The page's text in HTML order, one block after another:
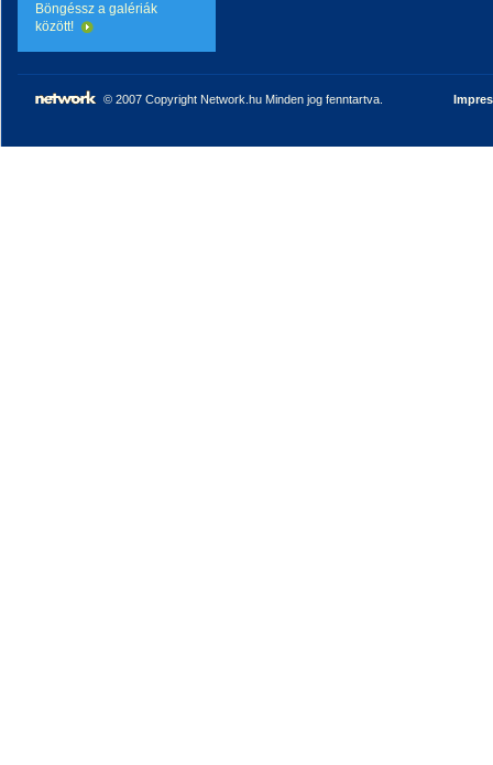
Böngéssz a galériák
között!
© 2007 Copyright Network.hu Minden jog fenntartva.